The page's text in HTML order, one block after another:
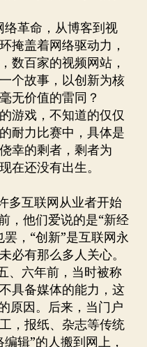
革命，从博客到视
掩盖着网络驱动力，
数百家的视频网站，
个故事，以创新为核
无价值的雷同？
戏，不知道的仅仅
耐力比赛中，具体是
幸的剩者，剩者为
在还没有出生。
互联网从业者开始
，他们爱说的是“新经
，“创新”是互联网永
必有那么多人关心。
六年前，当时被称
具备媒体的能力，这
原因。后来，当门户
，报纸、杂志等传统
辑”的人搬到网上，